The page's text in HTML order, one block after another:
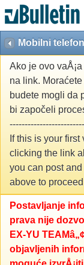
Mobilni
Ako je ovo
na link.
budete mogli da
bi započeli
If this is your
clicking the link
you can post
above to
Postavljanje
prava nije
EX-YU
objavljenih